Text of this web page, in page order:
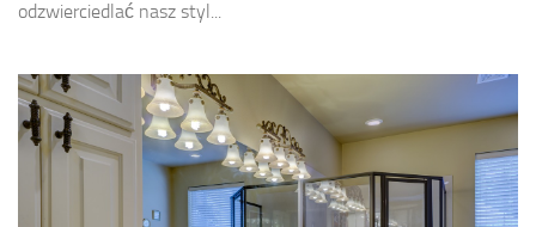
odzwierciedlać nasz styl...